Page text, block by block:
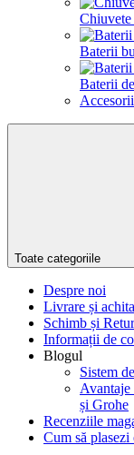
Baterii
Baterii
Toate categoriile
Despre noi
Livrare și
Schimb și
Informații de
Blogul
Sistem
Avantaje
și Grohe
Recenziile
Cum să plasezi